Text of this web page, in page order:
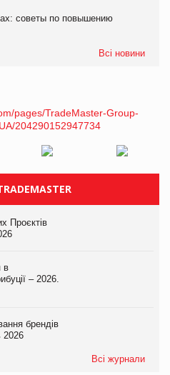
советы по повышению
Всі новини
Проєктів
в
– 2026.
брендів
2026
Всі журнали